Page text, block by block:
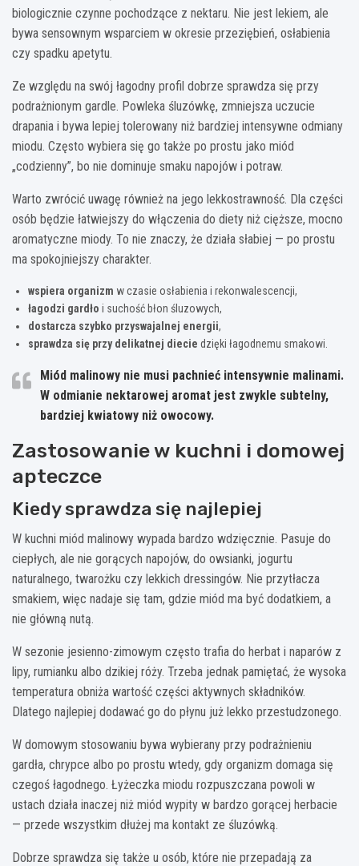
biologicznie czynne pochodzące z nektaru. Nie jest lekiem, ale
bywa sensownym wsparciem w okresie przeziębień, osłabienia
czy spadku apetytu.
Ze względu na swój łagodny profil dobrze sprawdza się przy
podrażnionym gardle. Powleka śluzówkę, zmniejsza uczucie
drapania i bywa lepiej tolerowany niż bardziej intensywne odmiany
miodu. Często wybiera się go także po prostu jako miód
„codzienny”, bo nie dominuje smaku napojów i potraw.
Warto zwrócić uwagę również na jego lekkostrawność. Dla części
osób będzie łatwiejszy do włączenia do diety niż cięższe, mocno
aromatyczne miody. To nie znaczy, że działa słabiej — po prostu
ma spokojniejszy charakter.
wspiera organizm w czasie osłabienia i rekonwalescencji,
łagodzi gardło i suchość błon śluzowych,
dostarcza szybko przyswajalnej energii,
sprawdza się przy delikatnej diecie dzięki łagodnemu smakowi.
Miód malinowy nie musi pachnieć intensywnie malinami.
W odmianie nektarowej aromat jest zwykle subtelny,
bardziej kwiatowy niż owocowy.
Zastosowanie w kuchni i domowej
apteczce
Kiedy sprawdza się najlepiej
W kuchni miód malinowy wypada bardzo wdzięcznie. Pasuje do
ciepłych, ale nie gorących napojów, do owsianki, jogurtu
naturalnego, twarożku czy lekkich dressingów. Nie przytłacza
smakiem, więc nadaje się tam, gdzie miód ma być dodatkiem, a
nie główną nutą.
W sezonie jesienno-zimowym często trafia do herbat i naparów z
lipy, rumianku albo dzikiej róży. Trzeba jednak pamiętać, że wysoka
temperatura obniża wartość części aktywnych składników.
Dlatego najlepiej dodawać go do płynu już lekko przestudzonego.
W domowym stosowaniu bywa wybierany przy podrażnieniu
gardła, chrypce albo po prostu wtedy, gdy organizm domaga się
czegoś łagodnego. Łyżeczka miodu rozpuszczana powoli w
ustach działa inaczej niż miód wypity w bardzo gorącej herbacie
— przede wszystkim dłużej ma kontakt ze śluzówką.
Dobrze sprawdza się także u osób, które nie przepadają za